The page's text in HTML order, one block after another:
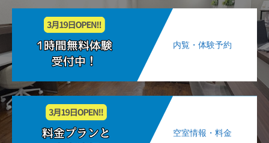
内覧・体験予約
空室情報・料金